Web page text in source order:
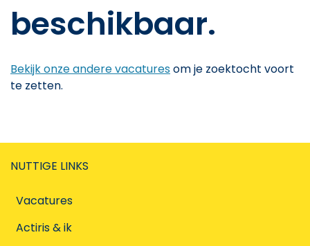
beschikbaar.
Bekijk onze andere vacaturesom je zoektocht voort
te zetten.
NUTTIGE LINKS
Vacatures
Actiris & ik